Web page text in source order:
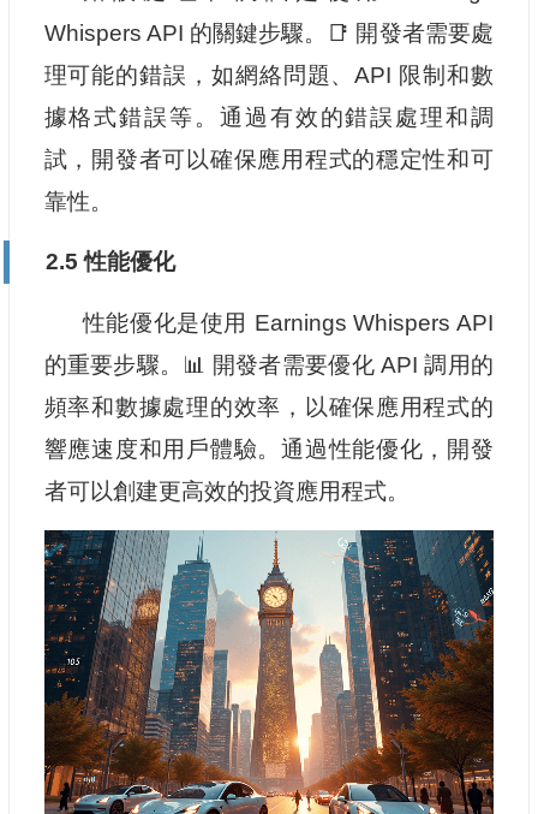
Whispers API 的關鍵步驟。📑 開發者需要處
理可能的錯誤，如網絡問題、API 限制和數
據格式錯誤等。通過有效的錯誤處理和調
試，開發者可以確保應用程式的穩定性和可
靠性。
2.5 性能優化
性能優化是使用 Earnings Whispers API
的重要步驟。📊 開發者需要優化 API 調用的
頻率和數據處理的效率，以確保應用程式的
響應速度和用戶體驗。通過性能優化，開發
者可以創建更高效的投資應用程式。